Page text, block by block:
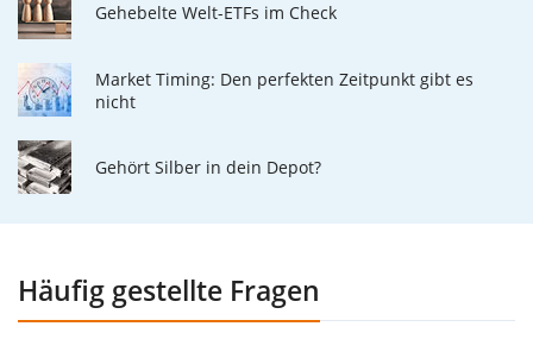
Gehebelte Welt-ETFs im Check
Market Timing: Den perfekten Zeitpunkt gibt es
nicht
Gehört Silber in dein Depot?
Häufig gestellte Fragen